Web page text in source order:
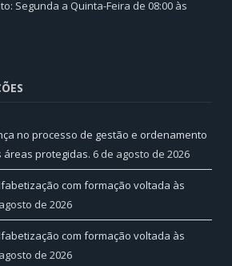
Segunda a Quinta-Feira de 08:00 às
no processo de gestão e ordenamento
áreas protegidas. 6 de agosto de 2026
com formação voltada às
de 2026
com formação voltada às
de 2026